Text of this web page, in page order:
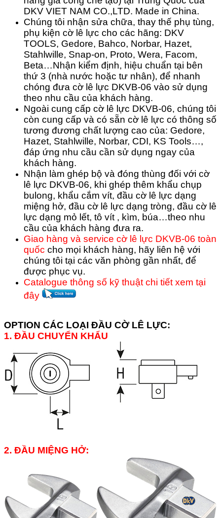
DKV VIET NAM CO.,LTD. Made in China.
Chúng tôi nhận sửa chữa, thay thế phụ tùng,
phụ kiện cờ lê lực cho các hãng: DKV
TOOLS, Gedore, Bahco, Norbar, Hazet,
Stahlwille, Snap-on, Proto, Wera, Facom,
Beta…Nhận kiểm định, hiệu chuẩn tại bên
thứ 3 (nhà nước hoặc tư nhân), để nhanh
chóng đưa cờ lê lực DKVB-06 vào sử dụng
theo nhu cầu của khách hàng.
Ngoài cung cấp cờ lê lực DKVB-06, chúng tôi
còn cung cấp và có sẵn cờ lê lực có thông số
tương đương chất lượng cao của: Gedore,
Hazet, Stahlwille, Norbar, CDI, KS Tools…,
đáp ứng nhu cầu cần sử dụng ngay của
khách hàng.
Nhận làm ghép bộ và đóng thùng đối với cờ
lê lực DKVB-06, khi ghép thêm khẩu chụp
bulong, khẩu cắm vít, đầu cờ lê lực dạng
miệng hở, đầu cờ lê lực dạng tròng, đầu cờ lê
lực dạng mỏ lết, tô vít , kìm, búa…theo nhu
cầu của khách hàng đưa ra.
Giao hàng và service cờ lê lực DKVB-06 toàn
quốc cho mọi khách hàng, hãy liên hệ với
chúng tôi tại các văn phòng gần nhất, để
được phục vụ.
Catalogue thông số kỹ thuật chi tiết xem tại
đây
OPTION CÁC LOẠI ĐẦU CỜ LÊ LỰC:
1. ĐẦU CHUYỂN KHẨU
2. ĐẦU MIỆNG HỞ: